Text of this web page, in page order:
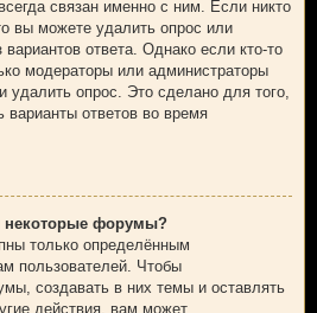
связан именно с ним. Если никто
вы можете удалить опрос или
ответа. Однако если кто-то
модераторы или администраторы
удалить опрос. Это сделано для того,
ответов во время
некоторые форумы?
только определённым
пользователей. Чтобы
создавать в них темы и оставлять
действия, вам может